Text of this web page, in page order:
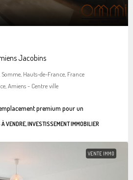
Jacobins
Somme, Hauts-de-France, France
Amiens - Centre ville
premium pour un
VENDRE, INVESTISSEMENT IMMOBILIER
VENTE IMMO